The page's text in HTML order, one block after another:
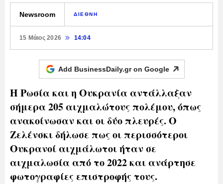
Newsroom ΔΙΕΘΝΗ
15 Μάιος 2026 14:04
Add BusinessDaily.gr on Google
Η Ρωσία και η Ουκρανία αντάλλαξαν
σήμερα 205 αιχμαλώτους πολέμου, όπως
ανακοίνωσαν και οι δύο πλευρές. Ο
Ζελένσκι δήλωσε πως οι περισσότεροι
Ουκρανοί αιχμάλωτοι ήταν σε
αιχμαλωσία από το 2022 και ανάρτησε
φωτογραφίες επιστροφής τους.